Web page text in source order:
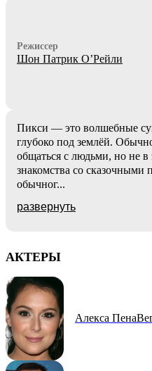
Режиссер
Шон Патрик О’Рейли
Пикси — это волшебные
глубоко под землёй.
общаться с людьми, но не в
знакомства со сказочными
обычног...
развернуть
АКТЕРЫ
Алекса